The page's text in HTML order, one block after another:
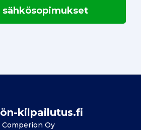
sähkösopimukset
kilpailutus.fi
Comperion Oy